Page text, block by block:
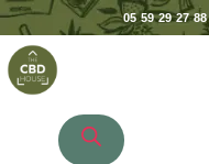
05 59 29 27 88